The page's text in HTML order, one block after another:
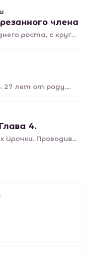
члена
роста, с круг...
27 лет от роду....
4.
Ирочки. Проводив...